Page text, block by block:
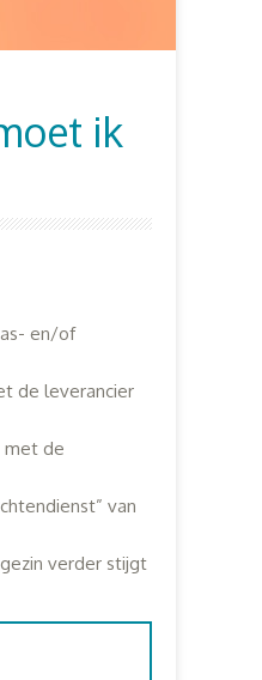
ik
en/of
de leverancier
met de
van
verder stijgt